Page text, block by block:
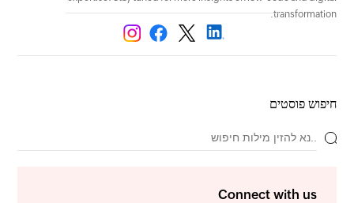
transformation.
חיפוש פוסטים
Connect with us